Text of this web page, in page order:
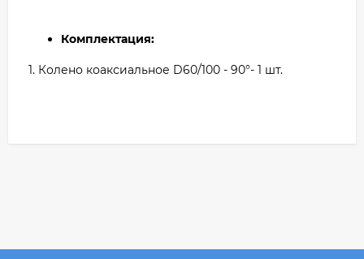
Комплектация:
1. Колено коаксиальное D60/100 - 90°- 1 шт.